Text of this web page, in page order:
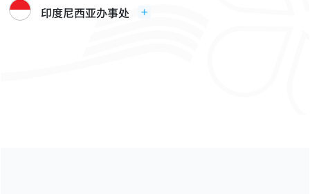
印度尼西亚办事处